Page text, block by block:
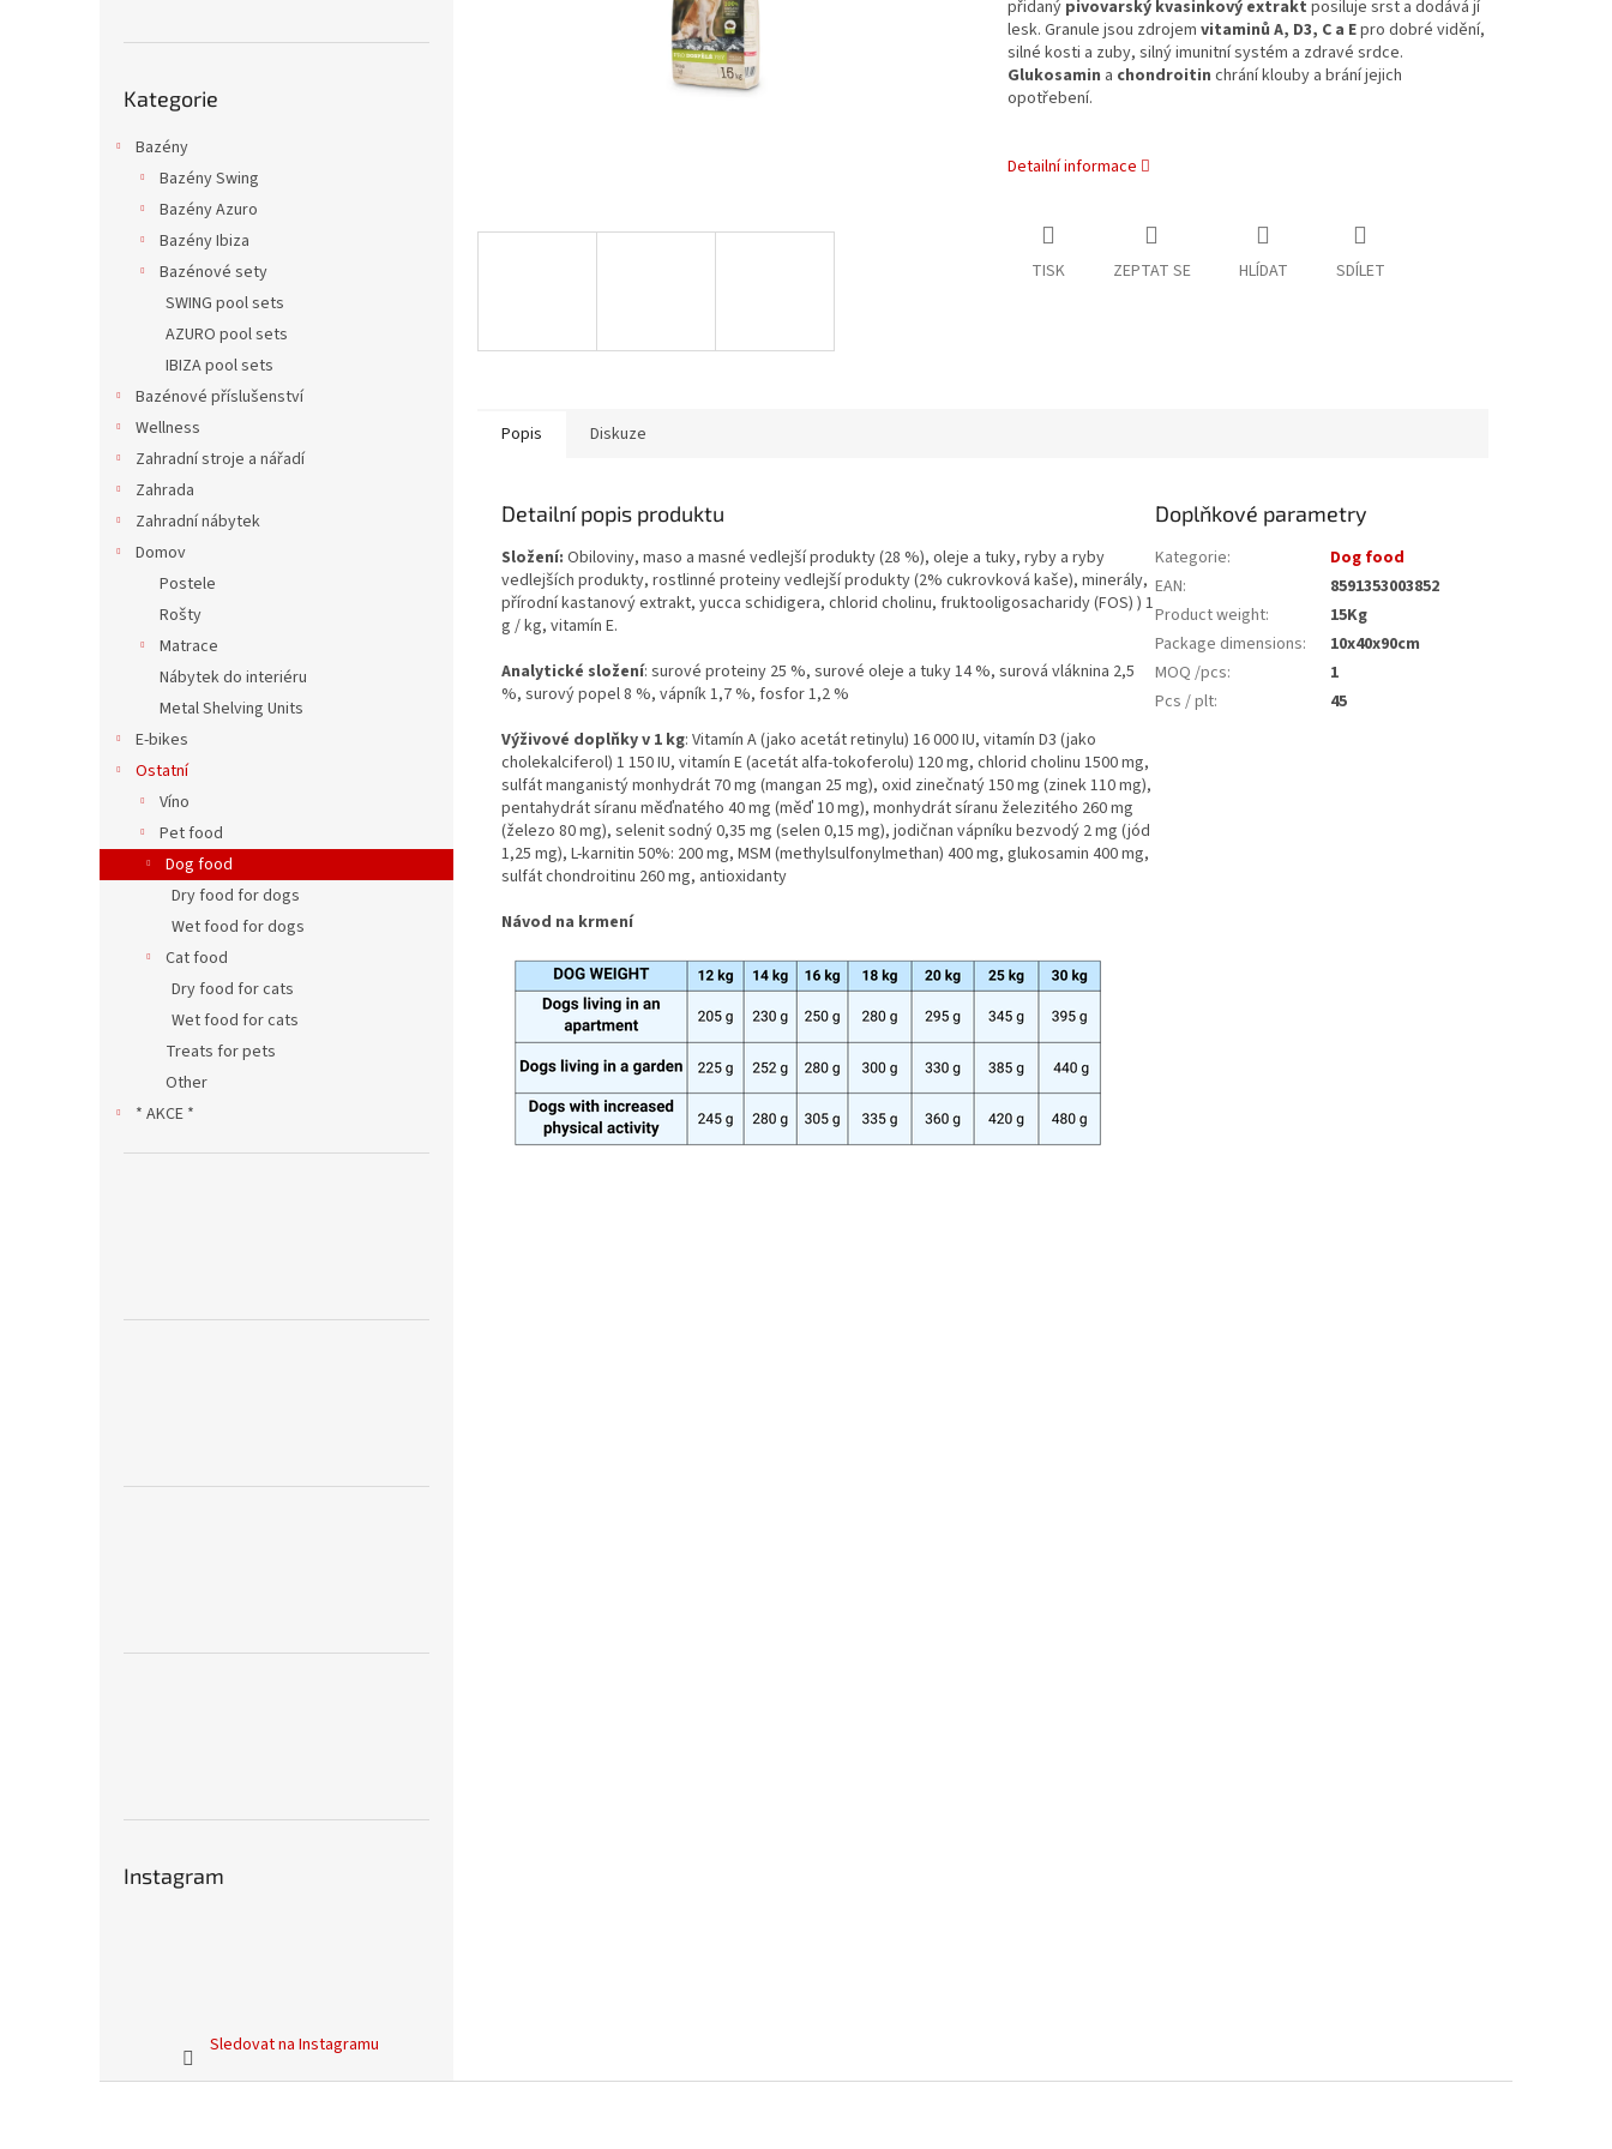
kategorie
Kategorie
Bazény
Bazény Swing
Bazény Azuro
Bazény Ibiza
Bazénové sety
SWING pool sets
AZURO pool sets
IBIZA pool sets
Bazénové příslušenství
Wellness
Zahradní stroje a nářadí
Zahrada
Zahradní nábytek
Domov
Postele
Rošty
Matrace
Nábytek do interiéru
Metal Shelving Units
E-bikes
Ostatní
Víno
Pet food
Dog food
Dry food for dogs
Wet food for dogs
Cat food
Dry food for cats
Wet food for cats
Treats for pets
Other
* AKCE *
Instagram
Sledovat na Instagramu
přidaný pivovarský kvasinkový extrakt posiluje srst a dodává jí
lesk. Granule jsou zdrojem vitaminů A, D3, C a Epro dobré vidění,
silné kosti a zuby, silný imunitní systém a zdravé srdce.
Glukosamin a chondroitin chrání klouby a brání jejich
opotřebení.
Detailní informace
TISK ZEPTAT SE HLÍDAT SDÍLET
Popis Diskuze
Detailní popis produktu
Složení: Obiloviny, maso a masné vedlejší produkty (28 %), oleje a tuky, ryby a ryby
vedlejších produkty, rostlinné proteiny vedlejší produkty (2% cukrovková kaše), minerály,
přírodní kastanový extrakt, yucca schidigera, chlorid cholinu, fruktooligosacharidy (FOS) ) 1
g / kg, vitamín E.
Analytické složení: surové proteiny 25 %, surové oleje a tuky 14 %, surová vláknina 2,5
%, surový popel 8 %, vápník 1,7 %, fosfor 1,2 %
Výživové doplňky v 1 kg: Vitamín A (jako acetát retinylu) 16 000 IU, vitamín D3 (jako
cholekalciferol) 1 150 IU, vitamín E (acetát alfa-tokoferolu) 120 mg, chlorid cholinu 1500 mg,
sulfát manganistý monhydrát 70 mg (mangan 25 mg), oxid zinečnatý 150 mg (zinek 110 mg),
pentahydrát síranu měďnatého 40 mg (měď 10 mg), monhydrát síranu železitého 260 mg
(železo 80 mg), selenit sodný 0,35 mg (selen 0,15 mg), jodičnan vápníku bezvodý 2 mg (jód
1,25 mg), L-karnitin 50%: 200 mg, MSM (methylsulfonylmethan) 400 mg, glukosamin 400 mg,
sulfát chondroitinu 260 mg, antioxidanty
Návod na krmení
Doplňkové parametry
Kategorie:
Dog food
EAN:
8591353003852
Product weight:
15Kg
Package dimensions:
10x40x90cm
MOQ /pcs:
1
Pcs / plt: 45